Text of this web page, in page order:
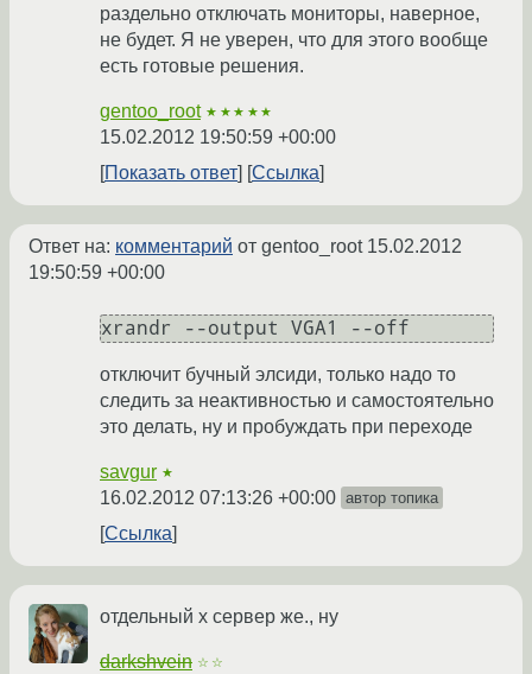
раздельно отключать мониторы, наверное,
не будет. Я не уверен, что для этого вообще
есть готовые решения.
gentoo_root ★★★★★
15.02.2012 19:50:59 +00:00
Показать ответ
Ссылка
Ответ на: комментарий от gentoo_root 15.02.2012
19:50:59 +00:00
xrandr --output VGA1 --off
отключит бучный элсиди, только надо то
следить за неактивностью и самостоятельно
это делать, ну и пробуждать при переходе
savgur ★
16.02.2012 07:13:26 +00:00 автор топика
Ссылка
отдельный х сервер же., ну
darkshvein ☆☆